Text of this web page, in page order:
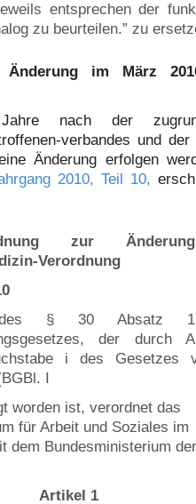
entsprechen der
zu beurteilen.” zu
Änderung im März
nach der
verbandes und
Änderung erfolgen
2010, Teil 10,
zur
Verordnung
§ 30 Absatz
der durch
i des Gesetzes
I
worden ist, verordnet das
für Arbeit und Soziales im
dem Bundesministerium der
Artikel 1